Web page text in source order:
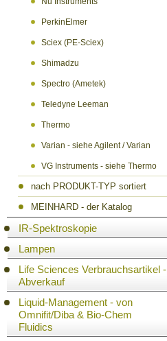
PerkinElmer
Sciex (PE-Sciex)
Shimadzu
Spectro (Ametek)
Teledyne Leeman
Thermo
Varian - siehe Agilent / Varian
VG Instruments - siehe Thermo
nach PRODUKT-TYP sortiert
MEINHARD - der Katalog
IR-Spektroskopie
Lampen
Life Sciences Verbrauchsartikel -
Abverkauf
Liquid-Management - von
Omnifit/Diba & Bio-Chem
Fluidics